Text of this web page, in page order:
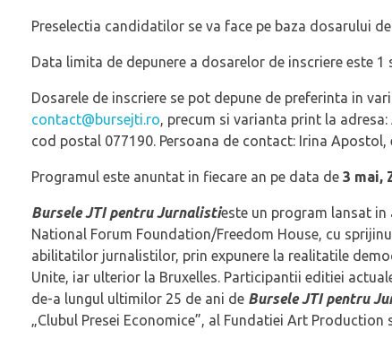
Preselectia candidatilor se va face pe baza dosarului
Data limita de depunere a dosarelor de inscriere este
Dosarele de inscriere se pot depune de preferinta in
contact@bursejti.ro, precum si varianta print la
cod postal 077190. Persoana de contact: Irina Apostol,
Programul este anuntat in fiecare an pe data de 3 mai,
Bursele JTI pentru Jurnalistieste un program lansat
National Forum Foundation/Freedom House, cu
abilitatilor jurnalistilor, prin expunere la realitatile
Unite, iar ulterior la Bruxelles. Participantii editiei
de-a lungul ultimilor 25 de ani de Bursele JTI pentru
„Clubul Presei Economice”, al Fundatiei Art